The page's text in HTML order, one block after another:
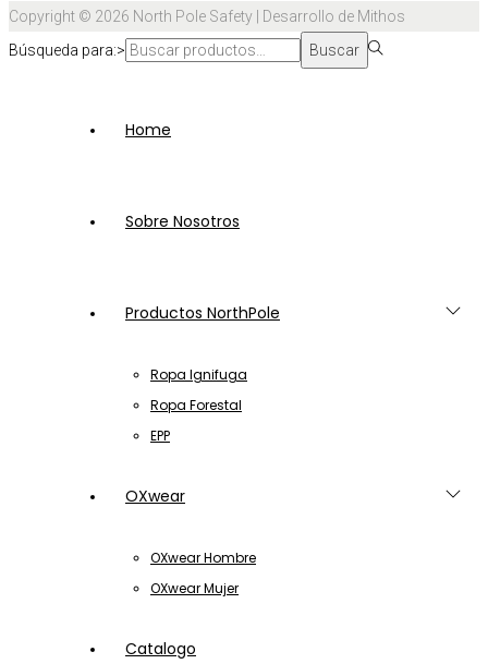
Copyright © 2026 North Pole Safety | Desarrollo de Mithos
Búsqueda para:>
Buscar
Home
Sobre Nosotros
Productos NorthPole
Ropa Ignifuga
Ropa Forestal
EPP
OXwear
OXwear Hombre
OXwear Mujer
Catalogo